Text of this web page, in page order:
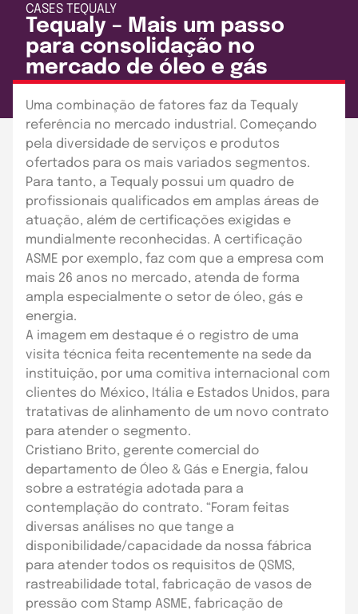
CASES TEQUALY
Tequaly – Mais um passo
para consolidação no
mercado de óleo e gás
Publicado em: 30 de setembro de 2022
Uma combinação de fatores faz da Tequaly
referência no mercado industrial. Começando
pela diversidade de serviços e produtos
ofertados para os mais variados segmentos.
Para tanto, a Tequaly possui um quadro de
profissionais qualificados em amplas áreas de
atuação, além de certificações exigidas e
mundialmente reconhecidas. A certificação
ASME por exemplo, faz com que a empresa com
mais 26 anos no mercado, atenda de forma
ampla especialmente o setor de óleo, gás e
energia.
A imagem em destaque é o registro de uma
visita técnica feita recentemente na sede da
instituição, por uma comitiva internacional com
clientes do México, Itália e Estados Unidos, para
tratativas de alinhamento de um novo contrato
para atender o segmento.
Cristiano Brito, gerente comercial do
departamento de Óleo & Gás e Energia, falou
sobre a estratégia adotada para a
contemplação do contrato. “Foram feitas
diversas análises no que tange a
disponibilidade/capacidade da nossa fábrica
para atender todos os requisitos de QSMS,
rastreabilidade total, fabricação de vasos de
pressão com Stamp ASME, fabricação de